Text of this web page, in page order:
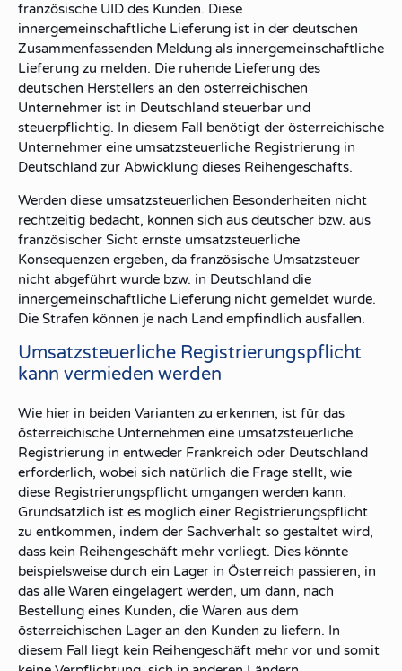
französische UID des Kunden. Diese
innergemeinschaftliche Lieferung ist in der deutschen
Zusammenfassenden Meldung als innergemeinschaftliche
Lieferung zu melden. Die ruhende Lieferung des
deutschen Herstellers an den österreichischen
Unternehmer ist in Deutschland steuerbar und
steuerpflichtig. In diesem Fall benötigt der österreichische
Unternehmer eine umsatzsteuerliche Registrierung in
Deutschland zur Abwicklung dieses Reihengeschäfts.
Werden diese umsatzsteuerlichen Besonderheiten nicht
rechtzeitig bedacht, können sich aus deutscher bzw. aus
französischer Sicht ernste umsatzsteuerliche
Konsequenzen ergeben, da französische Umsatzsteuer
nicht abgeführt wurde bzw. in Deutschland die
innergemeinschaftliche Lieferung nicht gemeldet wurde.
Die Strafen können je nach Land empfindlich ausfallen.
Umsatzsteuerliche Registrierungspflicht
kann vermieden werden
Wie hier in beiden Varianten zu erkennen, ist für das
österreichische Unternehmen eine umsatzsteuerliche
Registrierung in entweder Frankreich oder Deutschland
erforderlich, wobei sich natürlich die Frage stellt, wie
diese Registrierungspflicht umgangen werden kann.
Grundsätzlich ist es möglich einer Registrierungspflicht
zu entkommen, indem der Sachverhalt so gestaltet wird,
dass kein Reihengeschäft mehr vorliegt. Dies könnte
beispielsweise durch ein Lager in Österreich passieren, in
das alle Waren eingelagert werden, um dann, nach
Bestellung eines Kunden, die Waren aus dem
österreichischen Lager an den Kunden zu liefern. In
diesem Fall liegt kein Reihengeschäft mehr vor und somit